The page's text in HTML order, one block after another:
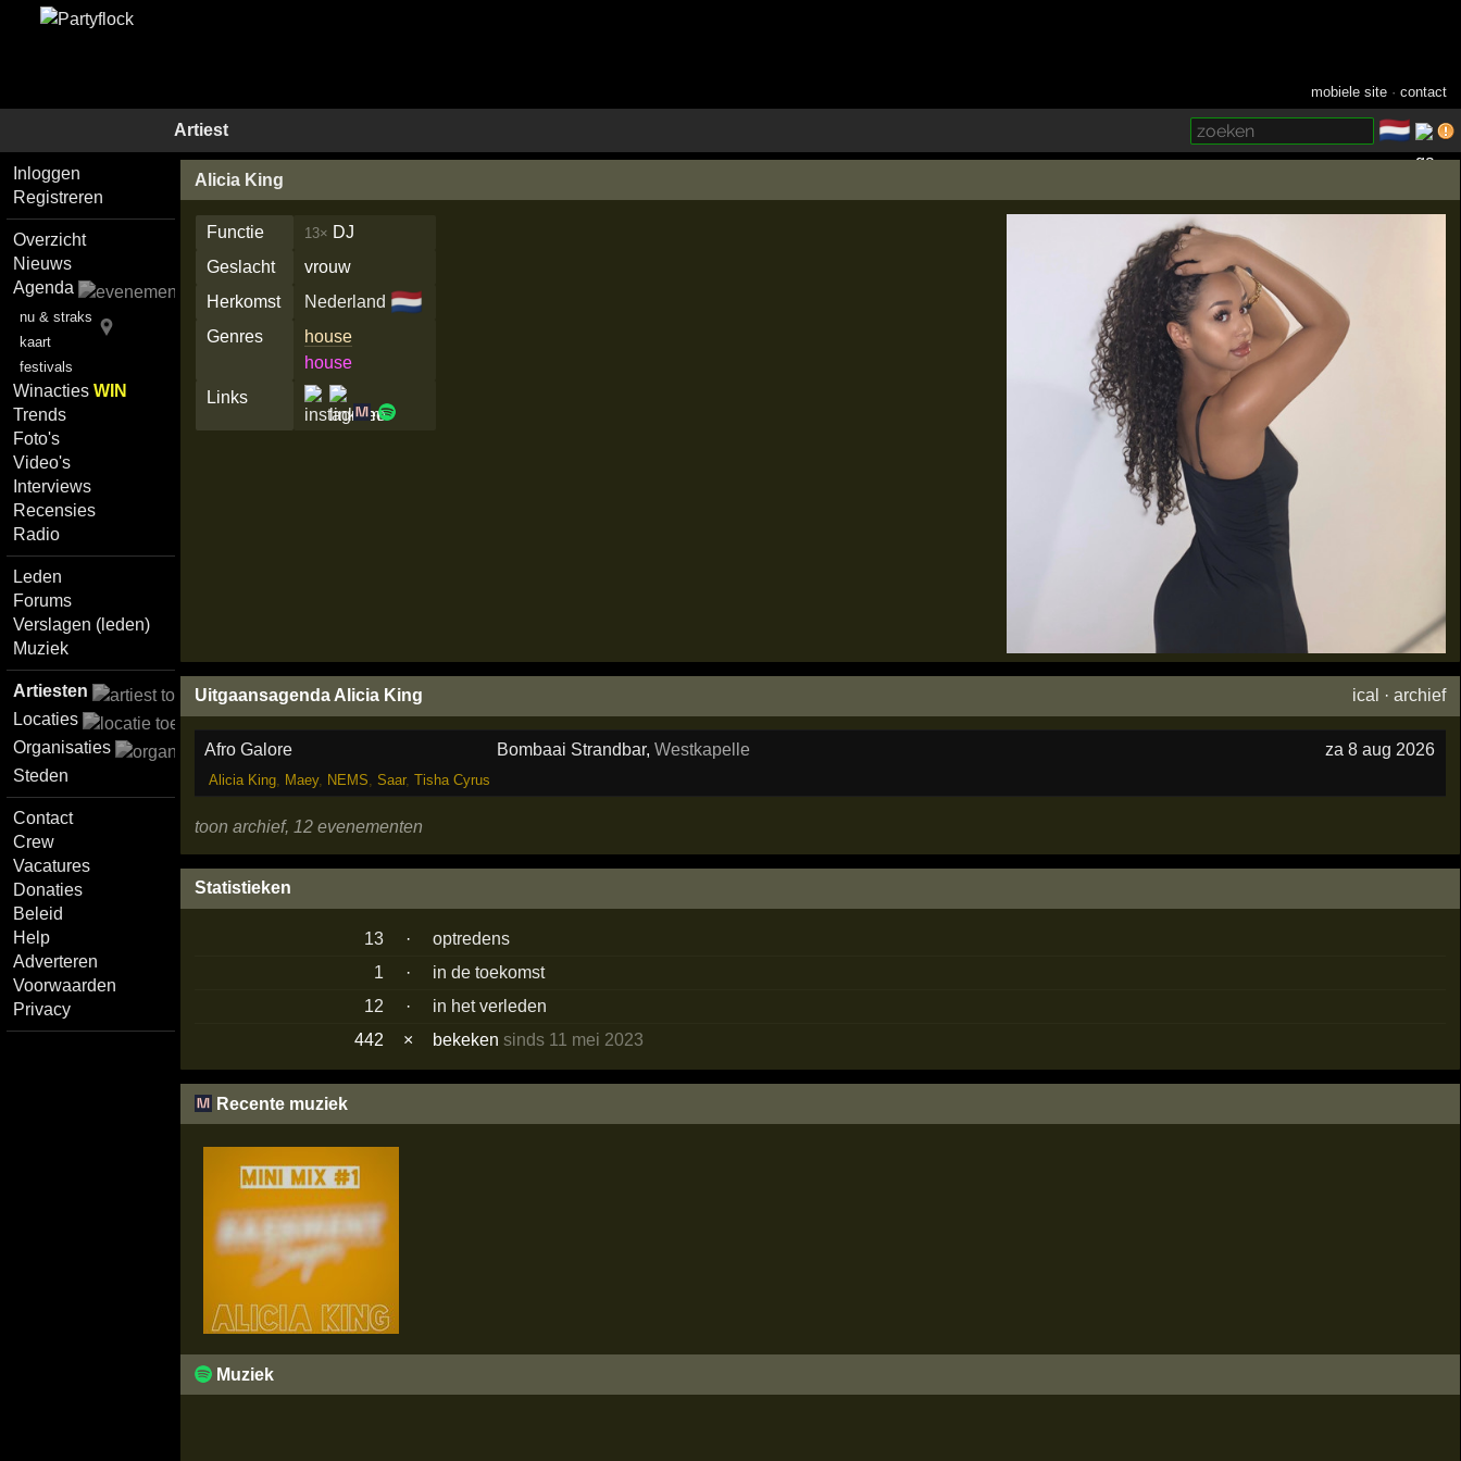
mobiele site ·contact
Artiest 🇳🇱
Inloggen
Registreren
Overzicht
Nieuws
Agenda
nu & straks
kaart
festivals
WinactiesWIN
Trends
Foto's
Video's
Interviews
Recensies
Radio
Leden
Forums
Verslagen (leden)
Muziek
Artiesten
Locaties
Organisaties
Steden
Contact
Crew
Vacatures
Donaties
Beleid
Help
Adverteren
Voorwaarden
Privacy
Alicia King
Functie 13× DJ
Geslacht
vrouw
Herkomst
Nederland 🇳🇱
Genres
house
house
Links
Uitgaansagenda Alicia King ical ·archief
Afro Galore Bombaai Strandbar,Westkapelle za 8 aug 2026
Alicia King, Maey, NEMS, Saar, Tisha Cyrus
toon archief, 12 evenementen
Statistieken
13 ·
optredens
1
·
in de toekomst
12
·
in het verleden
442
× bekekensinds 11 mei 2023
Recente muziek
Muziek